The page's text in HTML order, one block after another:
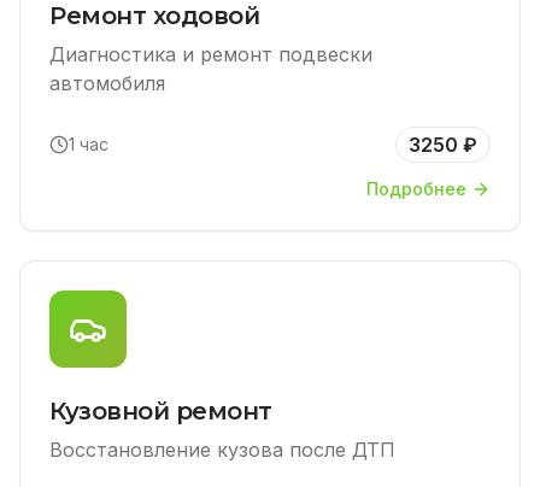
Ремонт ходовой
Диагностика и ремонт подвески
автомобиля
1 час 3250 ₽
Подробнее
Кузовной ремонт
Восстановление кузова после ДТП